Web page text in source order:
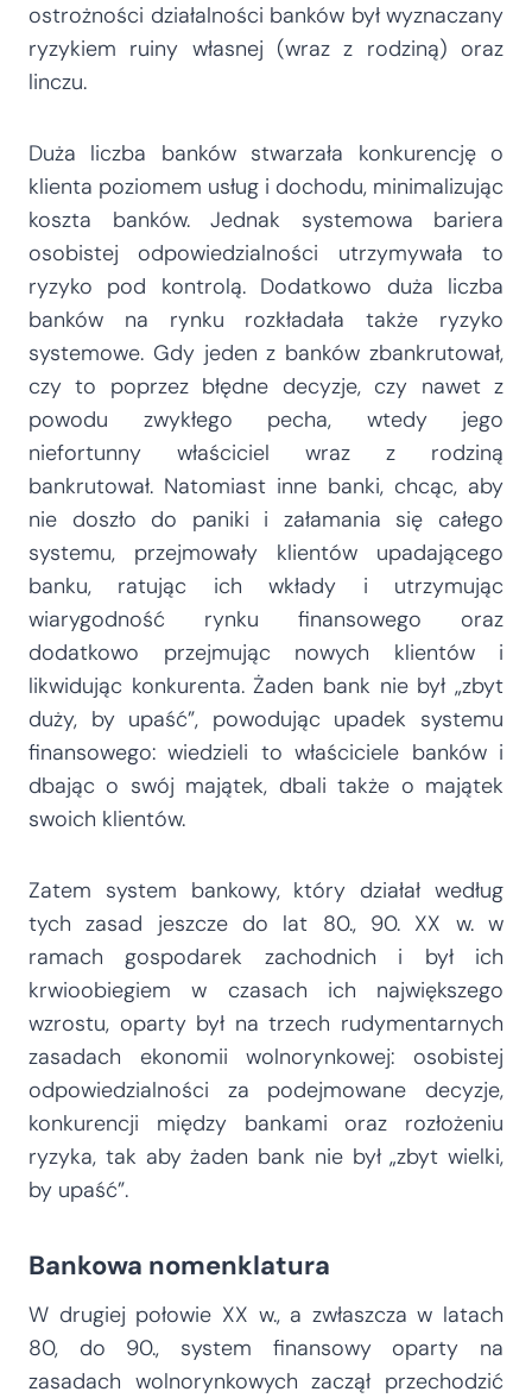
ostrożności działalności banków był wyznaczany
ryzykiem ruiny własnej (wraz z rodziną) oraz
linczu.
Duża liczba banków stwarzała konkurencję o
klienta poziomem usług i dochodu, minimalizując
koszta banków. Jednak systemowa bariera
osobistej odpowiedzialności utrzymywała to
ryzyko pod kontrolą. Dodatkowo duża liczba
banków na rynku rozkładała także ryzyko
systemowe. Gdy jeden z banków zbankrutował,
czy to poprzez błędne decyzje, czy nawet z
powodu zwykłego pecha, wtedy jego
niefortunny właściciel wraz z rodziną
bankrutował. Natomiast inne banki, chcąc, aby
nie doszło do paniki i załamania się całego
systemu, przejmowały klientów upadającego
banku, ratując ich wkłady i utrzymując
wiarygodność rynku finansowego oraz
dodatkowo przejmując nowych klientów i
likwidując konkurenta. Żaden bank nie był „zbyt
duży, by upaść”, powodując upadek systemu
finansowego: wiedzieli to właściciele banków i
dbając o swój majątek, dbali także o majątek
swoich klientów.
Zatem system bankowy, który działał według
tych zasad jeszcze do lat 80., 90. XX w. w
ramach gospodarek zachodnich i był ich
krwioobiegiem w czasach ich największego
wzrostu, oparty był na trzech rudymentarnych
zasadach ekonomii wolnorynkowej: osobistej
odpowiedzialności za podejmowane decyzje,
konkurencji między bankami oraz rozłożeniu
ryzyka, tak aby żaden bank nie był „zbyt wielki,
by upaść”.
Bankowa nomenklatura
W drugiej połowie XX w., a zwłaszcza w latach
80, do 90., system finansowy oparty na
zasadach wolnorynkowych zaczął przechodzić